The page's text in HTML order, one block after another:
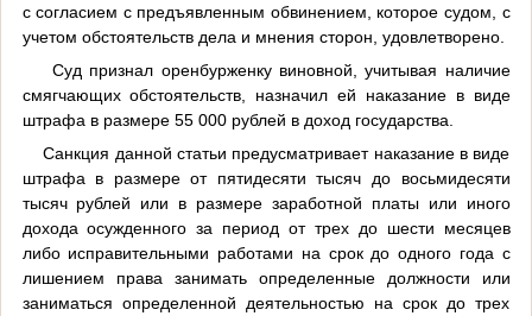
с согласием с предъявленным обвинением, которое судом, с
учетом обстоятельств дела и мнения сторон, удовлетворено.
Суд признал оренбурженку виновной, учитывая наличие
смягчающих обстоятельств, назначил ей наказание в виде
штрафа в размере 55 000 рублей в доход государства.
Санкция данной статьи предусматривает наказание в виде
штрафа в размере от пятидесяти тысяч до восьмидесяти
тысяч рублей или в размере заработной платы или иного
дохода осужденного за период от трех до шести месяцев
либо исправительными работами на срок до одного года с
лишением права занимать определенные должности или
заниматься определенной деятельностью на срок до трех